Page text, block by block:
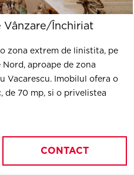
Vânzare/Închiriat
zona extrem de linistita, pe
aproape de zona
Vacarescu. Imobilul ofera o
si o privelistea
CONTACT